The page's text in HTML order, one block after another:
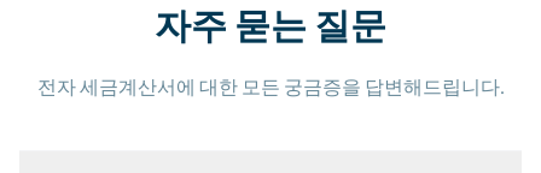
자주 묻는 질문
전자 세금계산서에 대한 모든 궁금증을 답변해드립니다.